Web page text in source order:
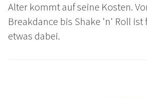
Alter kommt auf seine Kosten.
Breakdance bis Shake 'n' Roll ist
etwas dabei.